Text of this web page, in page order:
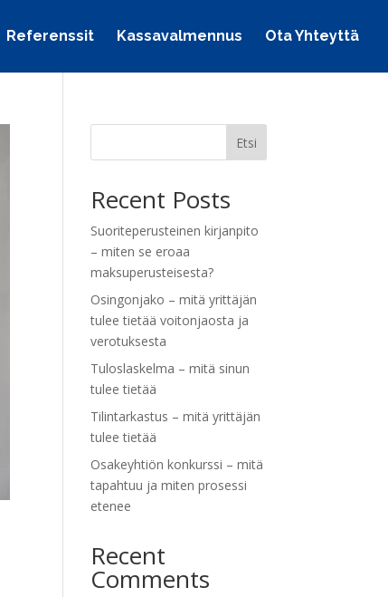
Referenssit Kassavalmennus Ota Yhteyttä
Etsi
Recent Posts
Suoriteperusteinen kirjanpito
– miten se eroaa
maksuperusteisesta?
Osingonjako – mitä yrittäjän
tulee tietää voitonjaosta ja
verotuksesta
Tuloslaskelma – mitä sinun
tulee tietää
Tilintarkastus – mitä yrittäjän
tulee tietää
Osakeyhtiön konkurssi – mitä
tapahtuu ja miten prosessi
etenee
Recent
Comments